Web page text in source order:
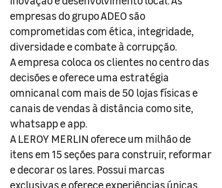
empresas do grupo ADEO são
comprometidas com ética, integridade,
diversidade e combate à corrupção.
A empresa coloca os clientes no centro das
decisões e oferece uma estratégia
omnicanal com mais de 50 lojas físicas e
canais de vendas à distância como site,
whatsapp e app.
A LEROY MERLIN oferece um milhão de
itens em 15 seções para construir, reformar
e decorar os lares. Possui marcas
exclusivas e oferece experiências únicas